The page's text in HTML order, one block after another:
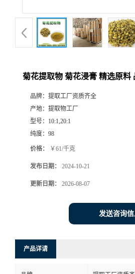
菊花提取物 菊花浸膏 精选原料
品牌： 提取工厂资质齐全
产地： 提取物工厂
型号： 10:1,20:1
纯度： 98
价格： ￥61/千克
发布日期： 2024-10-21
更新日期： 2026-08-07
发送咨询信
产品详请